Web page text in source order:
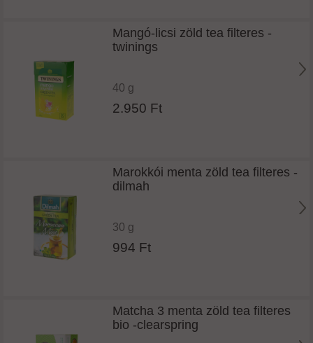
Mangó-licsi zöld tea filteres -
twinings
40 g
2.950 Ft
Marokkói menta zöld tea filteres -
dilmah
30 g
994 Ft
Matcha 3 menta zöld tea filteres
bio -clearspring